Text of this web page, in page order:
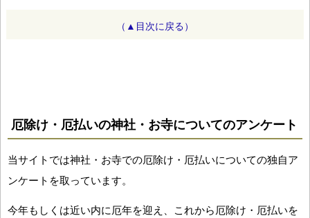
（▲目次に戻る）
厄除け・厄払いの神社・お寺についてのアンケート
当サイトでは神社・お寺での厄除け・厄払いについての独自ア
ンケートを取っています。
今年もしくは近い内に厄年を迎え、これから厄除け・厄払いを